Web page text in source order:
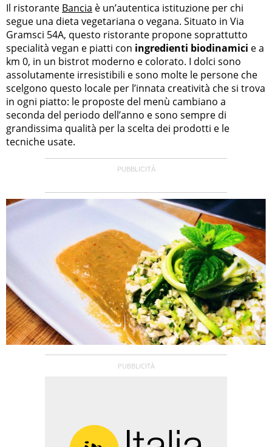
Il ristorante Bancia è un’autentica istituzione per chi
segue una dieta vegetariana o vegana. Situato in Via
Gramsci 54A, questo ristorante propone soprattutto
specialità vegan e piatti con ingredienti biodinamici e a
km 0, in un bistrot moderno e colorato. I dolci sono
assolutamente irresistibili e sono molte le persone che
scelgono questo locale per l’innata creatività che si trova
in ogni piatto: le proposte del menù cambiano a
seconda del periodo dell’anno e sono sempre di
grandissima qualità per la scelta dei prodotti e le
tecniche usate.